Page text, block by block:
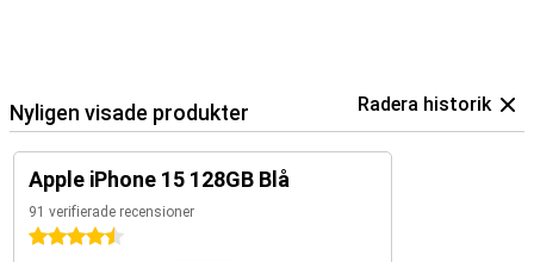
Nyligen visade produkter Radera historik
Apple iPhone 15 128GB Blå
91 verifierade recensioner
4.5 stjärnor